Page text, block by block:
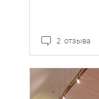
2 отзыва